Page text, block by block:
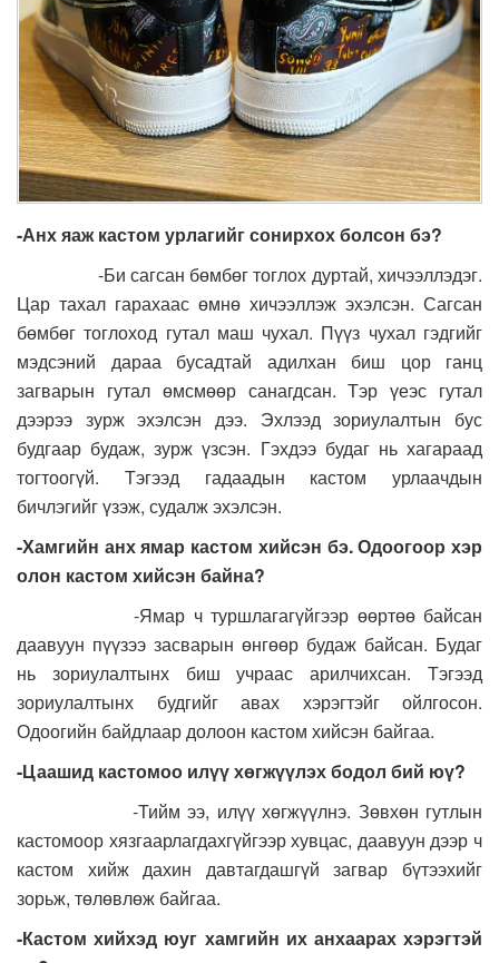
-Анх яаж кастом урлагийг сонирхох болсон бэ?
-Би сагсан бөмбөг тоглох дуртай, хичээллэдэг.
Цар тахал гарахаас өмнө хичээллэж эхэлсэн. Сагсан
бөмбөг тоглоход гутал маш чухал. Пүүз чухал гэдгийг
мэдсэний дараа бусадтай адилхан биш цор ганц
загварын гутал өмсмөөр санагдсан. Тэр үеэс гутал
дээрээ зурж эхэлсэн дээ. Эхлээд зориулалтын бус
будгаар будаж, зурж үзсэн. Гэхдээ будаг нь хагараад
тогтоогүй. Тэгээд гадаадын кастом урлаачдын
бичлэгийг үзэж, судалж эхэлсэн.
-Хамгийн анх ямар кастом хийсэн бэ. Одоогоор хэр
олон кастом хийсэн байна?
-Ямар ч туршлагагүйгээр өөртөө байсан
даавуун пүүзээ засварын өнгөөр будаж байсан. Будаг
нь зориулалтынх биш учраас арилчихсан. Тэгээд
зориулалтынх будгийг авах хэрэгтэйг ойлгосон.
Одоогийн байдлаар долоон кастом хийсэн байгаа.
-Цаашид кастомоо илүү хөгжүүлэх бодол бий юү?
-Тийм ээ, илүү хөгжүүлнэ. Зөвхөн гутлын
кастомоор хязгаарлагдахгүйгээр хувцас, даавуун дээр ч
кастом хийж дахин давтагдашгүй загвар бүтээхийг
зорьж, төлөвлөж байгаа.
-Кастом хийхэд юуг хамгийн их анхаарах хэрэгтэй